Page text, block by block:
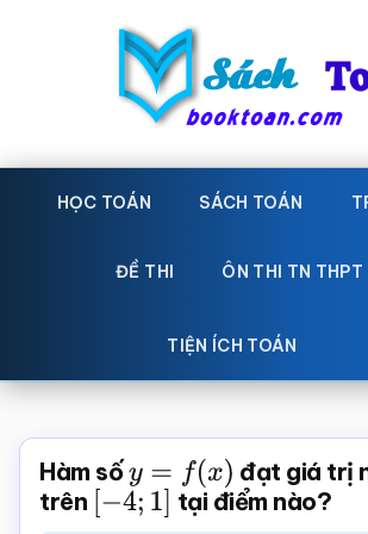
Sách
Toán
toán
Học
toán,
giáo
Toán,
trắc
HỌC TOÁN SÁCH TOÁN
ĐỀ THI ÔN THI TN THPT
TIỆN ÍCH TOÁN
Hàm sốy=f( x)
đạt giá trị
trên [−4; 1] tại điểm nào?